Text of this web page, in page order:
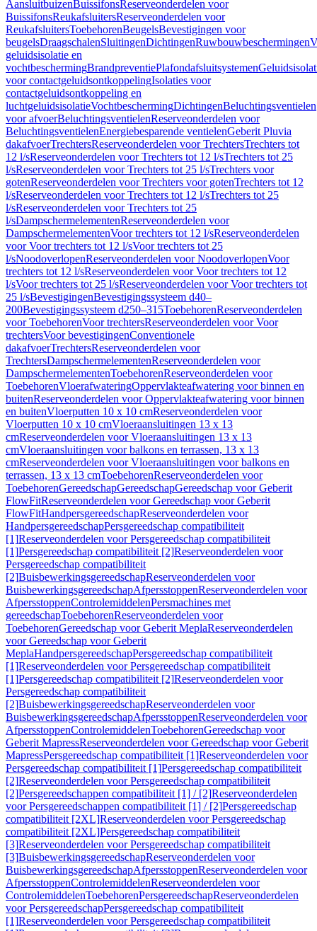
AansluitbuizenBuissifonsReserveonderdelen voor
BuissifonsReukafsluitersReserveonderdelen voor
ReukafsluitersToebehorenBeugelsBevestigingen voor
beugelsDraagschalenSluitingenDichtingenRuwbouwbeschermingen
geluidsisolatie en
vochtbeschermingBrandpreventiePlafondafsluitsystemen
voor contactgeluidsontkoppelingIsolaties voor
contactgeluidsontkoppeling en
luchtgeluidsisolatieVochtbeschermingDichtingenBeluchtingsventielen
voor afvoerBeluchtingsventielenReserveonderdelen voor
BeluchtingsventielenEnergiebesparende ventielenGeberit Pluvia
dakafvoerTrechtersReserveonderdelen voor TrechtersTrechters tot
12 l/sReserveonderdelen voor Trechters tot 12 l/sTrechters tot 25
l/sReserveonderdelen voor Trechters tot 25 l/sTrechters voor
gotenReserveonderdelen voor Trechters voor gotenTrechters tot 12
l/sReserveonderdelen voor Trechters tot 12 l/sTrechters tot 25
l/sReserveonderdelen voor Trechters tot 25
l/sDampschermelementenReserveonderdelen voor
DampschermelementenVoor trechters tot 12 l/sReserveonderdelen
voor Voor trechters tot 12 l/sVoor trechters tot 25
l/sNoodoverlopenReserveonderdelen voor NoodoverlopenVoor
trechters tot 12 l/sReserveonderdelen voor Voor trechters tot 12
l/sVoor trechters tot 25 l/sReserveonderdelen voor Voor trechters tot
25 l/sBevestigingenBevestigingssysteem d40–
200Bevestigingssysteem d250–315ToebehorenReserveonderdelen
voor ToebehorenVoor trechtersReserveonderdelen voor Voor
trechtersVoor bevestigingenConventionele
dakafvoerTrechtersReserveonderdelen voor
TrechtersDampschermelementenReserveonderdelen voor
DampschermelementenToebehorenReserveonderdelen voor
ToebehorenVloerafwateringOppervlakteafwatering voor binnen en
buitenReserveonderdelen voor Oppervlakteafwatering voor binnen
en buitenVloerputten 10 x 10 cmReserveonderdelen voor
Vloerputten 10 x 10 cmVloeraansluitingen 13 x 13
cmReserveonderdelen voor Vloeraansluitingen 13 x 13
cmVloeraansluitingen voor balkons en terrassen, 13 x 13
cmReserveonderdelen voor Vloeraansluitingen voor balkons en
terrassen, 13 x 13 cmToebehorenReserveonderdelen voor
ToebehorenGereedschapGereedschapGereedschap voor Geberit
FlowFitReserveonderdelen voor Gereedschap voor Geberit
FlowFitHandpersgereedschapReserveonderdelen voor
HandpersgereedschapPersgereedschap compatibiliteit
[1]Reserveonderdelen voor Persgereedschap compatibiliteit
[1]Persgereedschap compatibiliteit [2]Reserveonderdelen voor
Persgereedschap compatibiliteit
[2]BuisbewerkingsgereedschapReserveonderdelen voor
BuisbewerkingsgereedschapAfpersstoppenReserveonderdelen voor
AfpersstoppenControlemiddelenPersmachines met
gereedschapToebehorenReserveonderdelen voor
ToebehorenGereedschap voor Geberit MeplaReserveonderdelen
voor Gereedschap voor Geberit
MeplaHandpersgereedschapPersgereedschap compatibiliteit
[1]Reserveonderdelen voor Persgereedschap compatibiliteit
[1]Persgereedschap compatibiliteit [2]Reserveonderdelen voor
Persgereedschap compatibiliteit
[2]BuisbewerkingsgereedschapReserveonderdelen voor
BuisbewerkingsgereedschapAfpersstoppenReserveonderdelen voor
AfpersstoppenControlemiddelenToebehorenGereedschap voor
Geberit MapressReserveonderdelen voor Gereedschap voor Geberit
MapressPersgereedschap compatibiliteit [1]Reserveonderdelen voor
Persgereedschap compatibiliteit [1]Persgereedschap compatibiliteit
[2]Reserveonderdelen voor Persgereedschap compatibiliteit
[2]Persgereedschappen compatibiliteit [1] / [2]Reserveonderdelen
voor Persgereedschappen compatibiliteit [1] / [2]Persgereedschap
compatibiliteit [2XL]Reserveonderdelen voor Persgereedschap
compatibiliteit [2XL]Persgereedschap compatibiliteit
[3]Reserveonderdelen voor Persgereedschap compatibiliteit
[3]BuisbewerkingsgereedschapReserveonderdelen voor
BuisbewerkingsgereedschapAfpersstoppenReserveonderdelen voor
AfpersstoppenControlemiddelenReserveonderdelen voor
ControlemiddelenToebehorenPersgereedschapReserveonderdelen
voor PersgereedschapPersgereedschap compatibiliteit
[1]Reserveonderdelen voor Persgereedschap compatibiliteit